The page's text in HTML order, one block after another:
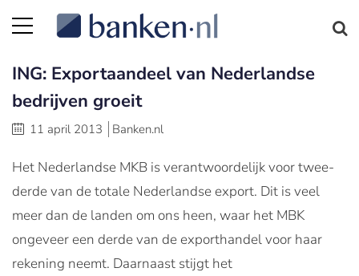
ING: Exportaandeel van Nederlandse
bedrijven groeit
11 april 2013 Banken.nl
Het Nederlandse MKB is verantwoordelijk voor twee-
derde van de totale Nederlandse export. Dit is veel
meer dan de landen om ons heen, waar het MBK
ongeveer een derde van de exporthandel voor haar
rekening neemt. Daarnaast stijgt het